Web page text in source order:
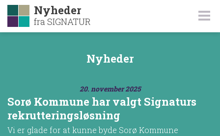
Nyheder
fra SIGNATUR
Nyheder
20. november 2025
Sorø Kommune har valgt Signaturs
rekrutteringsløsning
Vi er glade for at kunne byde Sorø Kommune